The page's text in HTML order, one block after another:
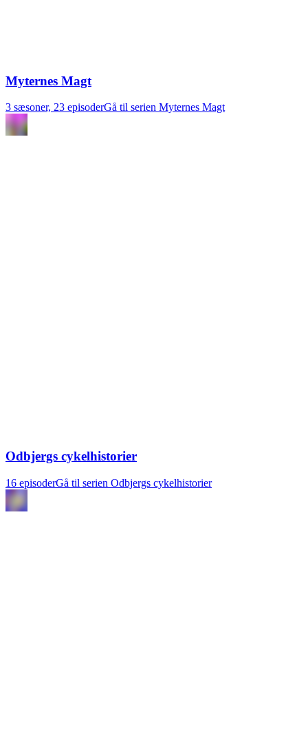
Myternes Magt
3 sæsoner, 23 episoderGå til serien Myternes Magt
Odbjergs cykelhistorier
16 episoderGå til serien Odbjergs cykelhistorier